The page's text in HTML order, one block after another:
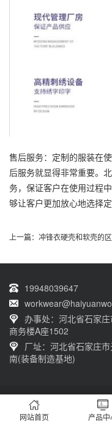
售后服务：定制的服装在
后服务就显得非常重要。
务，保证客户在使用过程
够让客户更加放心地选择定
上一篇： 冲锋衣硬壳和软壳的
19948039647
办事处：河北省石家
商务楼A座1502
厂址：河北省石家庄
南(装备制造基地)
20230601001版权归石家庄海
12011659号-11
网站首页 产品中